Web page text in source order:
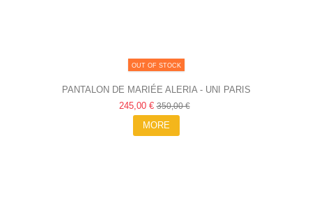
OUT OF STOCK
PANTALON DE MARIÉE ALERIA - UNI PARIS
245,00 €350,00 €
MORE